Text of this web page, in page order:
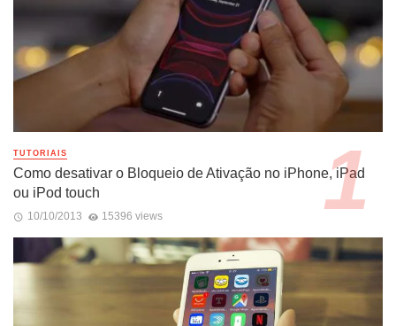
TUTORIAIS
Como desativar o Bloqueio de Ativação no iPhone, iPad
ou iPod touch
10/10/2013 15396 views